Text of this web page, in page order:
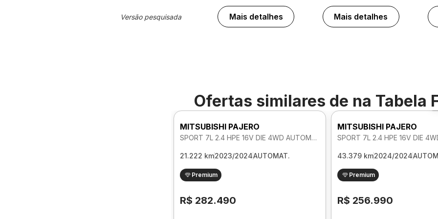
Versão pesquisada Mais detalhes Mais detalhes
Ofertas similares de na Tabela
MITSUBISHI PAJERO
SPORT 7L 2.4 HPE 16V DIE 4WD AUTOMATICO
21.222 km2023/2024AUTOMAT.
Premium
R$ 282.490
MITSUBISHI PAJERO
43.379 km2024/2024
Premium
R$ 256.990